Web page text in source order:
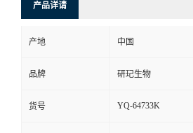
产品详请
产地 中国
品牌 研玘生物
货号 YQ-64733K